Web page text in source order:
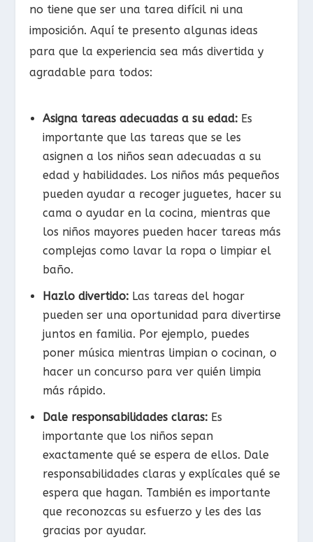
no tiene que ser una tarea difícil ni una
imposición. Aquí te presento algunas ideas
para que la experiencia sea más divertida y
agradable para todos:
Asigna tareas adecuadas a su edad:Es
importante que las tareas que se les
asignen a los niños sean adecuadas a su
edad y habilidades. Los niños más pequeños
pueden ayudar a recoger juguetes, hacer su
cama o ayudar en la cocina, mientras que
los niños mayores pueden hacer tareas más
complejas como lavar la ropa o limpiar el
baño.
Hazlo divertido:Las tareas del hogar
pueden ser una oportunidad para divertirse
juntos en familia. Por ejemplo, puedes
poner música mientras limpian o cocinan, o
hacer un concurso para ver quién limpia
más rápido.
Dale responsabilidades claras: Es
importante que los niños sepan
exactamente qué se espera de ellos. Dale
responsabilidades claras y explícales qué se
espera que hagan. También es importante
que reconozcas su esfuerzo y les des las
gracias por ayudar.